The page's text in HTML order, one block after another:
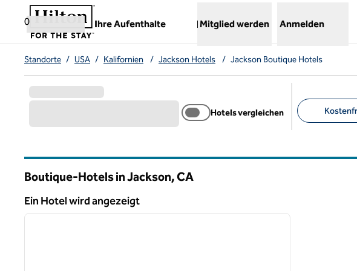
Weiter zum Inhalt
0
Ihre Aufenthalte
,öffnet neue Registerkarte
Mitglied werden Anmelden
Standorte / USA / Kalifornien / Jackson Hotels / Jackson Boutique Hotels
Hotels vergleichen
Boutique-Hotels in Jackson,CA
Ein Hotel wird angezeigt
Ein Hotel wird angezeigt
1 von 12
nächstes Bild